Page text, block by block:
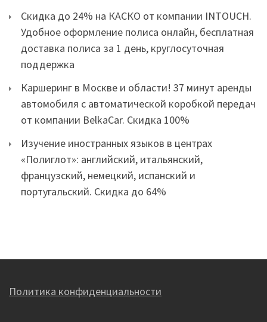
Скидка до 24% на КАСКО от компании INTOUCH.
Удобное оформление полиса онлайн, бесплатная
доставка полиса за 1 день, круглосуточная
поддержка
Каршеринг в Москве и области! 37 минут аренды
автомобиля с автоматической коробкой передач
от компании BelkaCar. Скидка 100%
Изучение иностранных языков в центрах
«Полиглот»: английский, итальянский,
французский, немецкий, испанский и
португальский. Скидка до 64%
Политика конфиденциальности